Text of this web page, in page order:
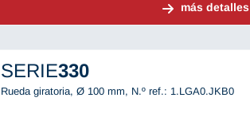
más detalles
SERIE330
Rueda giratoria, Ø 100 mm, N.º ref.: 1.LGA0.JKB0